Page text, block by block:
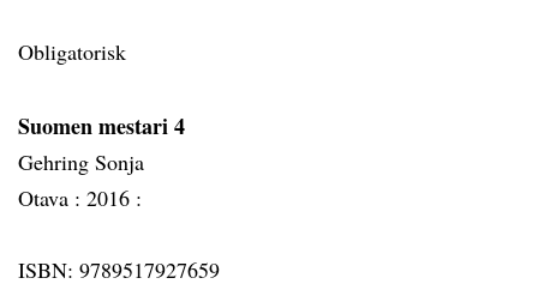
Obligatorisk
Suomen mestari 4
Gehring Sonja
Otava : 2016 :
ISBN: 9789517927659